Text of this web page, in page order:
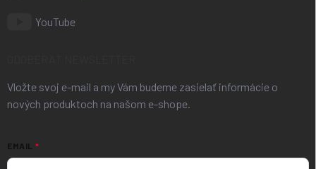
YouTube
Vložte svoj e-mail a my Vám budeme zasielať informácie o
nových produktoch na našom e-shope.
EMAIL